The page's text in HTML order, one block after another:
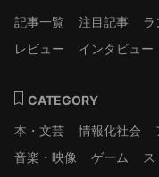
記事一覧
注目記事 ラ
レビュー
インタビュー
CATEGORY
本・文芸
情報化社会
音楽・映像
ゲーム ス